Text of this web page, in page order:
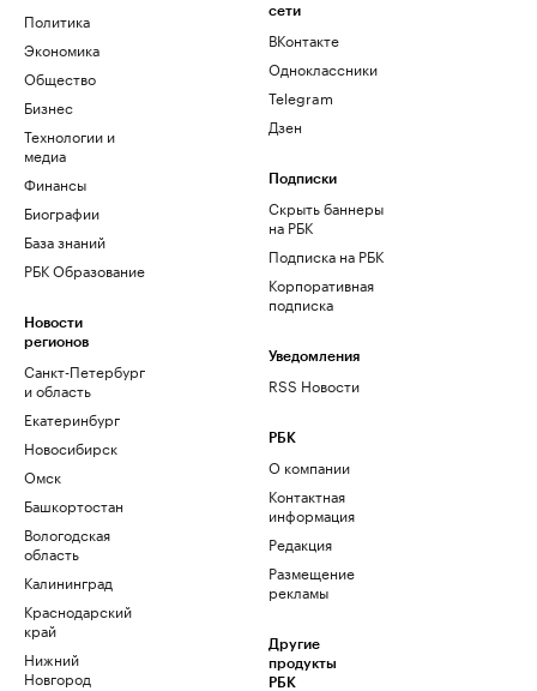
Политика
Экономика
Общество
Бизнес
Технологии и
медиа
Финансы
Биографии
База знаний
РБК Образование
Новости
регионов
Санкт-Петербург
и область
Екатеринбург
Новосибирск
Омск
Башкортостан
Вологодская
область
Калининград
Краснодарский
край
Нижний
Новгород
сети
ВКонтакте
Одноклассники
Telegram
Дзен
Подписки
Скрыть баннеры
на РБК
Подписка на РБК
Корпоративная
подписка
Уведомления
RSS Новости
РБК
О компании
Контактная
информация
Редакция
Размещение
рекламы
Другие
продукты
РБК